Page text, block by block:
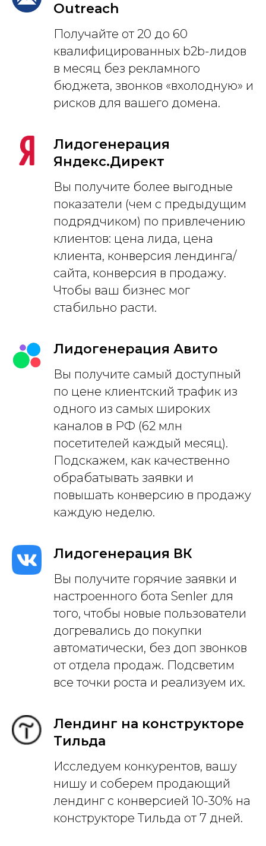
Outreach
Получайте от 20 до 60
квалифицированных b2b-лидов
в месяц без рекламного
бюджета, звонков «вхолодную» и
рисков для вашего домена.
Лидогенерация
Яндекс.Директ
Вы получите более выгодные
показатели (чем с предыдущим
подрядчиком) по привлечению
клиентов: цена лида, цена
клиента, конверсия лендинга/
сайта, конверсия в продажу.
Чтобы ваш бизнес мог
стабильно расти.
Лидогенерация Авито
Вы получите самый доступный
по цене клиентский трафик из
одного из самых широких
каналов в РФ (62 млн
посетителей каждый месяц).
Подскажем, как качественно
обрабатывать заявки и
повышать конверсию в продажу
каждую неделю.
Лидогенерация ВК
Вы получите горячие заявки и
настроенного бота Senler для
того, чтобы новые пользователи
догревались до покупки
автоматически, без доп звонков
от отдела продаж. Подсветим
все точки роста и реализуем их.
Лендинг на конструкторе
Тильда
Исследуем конкурентов, вашу
нишу и соберем продающий
лендинг с конверсией 10-30% на
конструкторе Тильда от 7 дней.